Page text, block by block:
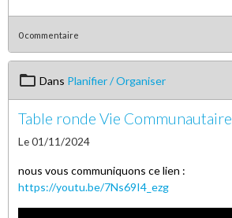
0 commentaire
Dans Planifier / Organiser
Table ronde Vie Communautaire
Le 01/11/2024
nous vous communiquons ce lien :
https://youtu.be/7Ns69I4_ezg